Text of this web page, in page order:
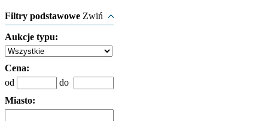
Filtry podstawowe Zwiń
Aukcje typu:
Cena:
od
do
Miasto: